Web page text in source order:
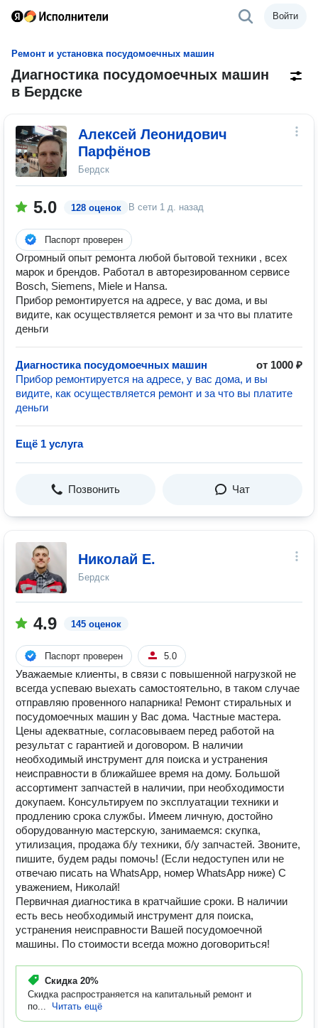
Войти
Ремонт и установка посудомоечных машин
Диагностика посудомоечных машин
в Бердске
Алексей Леонидович
Парфёнов
Бердск
5.0 128 оценок В сети 1 д. назад
Паспорт проверен
Огромный опыт ремонта любой бытовой техники , всех
марок и брендов. Работал в авторезированном сервисе
Bosch, Siemens, Miele и Hansa.
Прибор ремонтируется на адресе, у вас дома, и вы
видите, как осуществляется ремонт и за что вы платите
деньги
Диагностика посудомоечных машин
от 1000 ₽
Прибор ремонтируется на адресе, у вас дома, и вы
видите, как осуществляется ремонт и за что вы платите
деньги
Ещё 1 услуга
Позвонить Чат
Николай Е.
Бердск
4.9 145 оценок
Паспорт проверен 5.0
Уважаемые клиенты, в связи с повышенной нагрузкой не
всегда успеваю выехать самостоятельно, в таком случае
отправляю провенного напарника! Ремонт стиральных и
посудомоечных машин у Вас дома. Частные мастера.
Цены адекватные, согласовываем перед работой на
результат с гарантией и договором. В наличии
необходимый инструмент для поиска и устранения
неисправности в ближайшее время на дому. Большой
ассортимент запчастей в наличии, при необходимости
докупаем. Консультируем по эксплуатации техники и
продлению срока службы. Имеем личную, достойно
оборудованную мастерскую, занимаемся: скупка,
утилизация, продажа б/у техники, б/у запчастей. Звоните,
пишите, будем рады помочь! (Если недоступен или не
отвечаю писать на WhatsApp, номер WhatsApp ниже) С
уважением, Николай!
Первичная диагностика в кратчайшие сроки. В наличии
есть весь необходимый инструмент для поиска,
устранения неисправности Вашей посудомоечной
машины. По стоимости всегда можно договориться!
Скидка 20%
Скидка распространяется на капитальный ремонт и
по...
Читать ещё